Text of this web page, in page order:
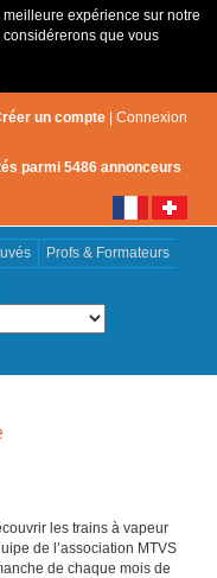
expérience sur notre
que vous
un compte | Connexion
parmi 5486 annonceurs
Profs & Formateurs
les trains à vapeur
de l’association MTVS
de chaque mois de